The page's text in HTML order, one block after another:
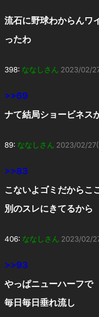
流石に野球わからんワ
ったわ
398: ななしさん 2023/02/
>>69
ナて結局ショービネス
89: ななしさん 2023/02/
>>83
こないよゴミだからこ
別のスレにきてるから
406: ななしさん 2023/02/
>>93
やっぱニューハーフで
毎日毎日垂れ流し